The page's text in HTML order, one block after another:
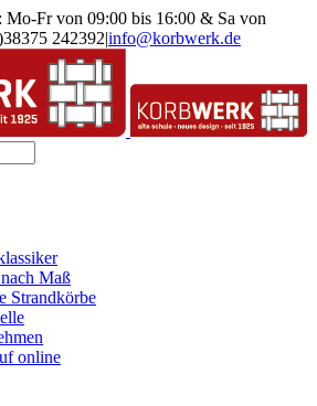
Mo-Fr von 09:00 bis 16:00 & Sa von
242392|info@korbwerk.de
Maß
Strandkörbe
online